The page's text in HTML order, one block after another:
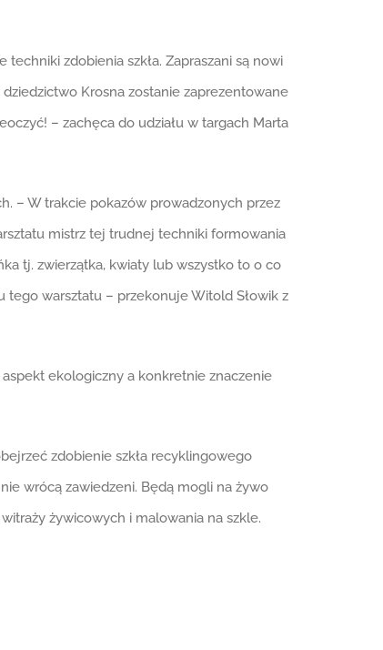
zdobienia szkła. Zapraszani są nowi
Krosna zostanie zaprezentowane
– zachęca do udziału w targach Marta
– W trakcie pokazów prowadzonych przez
mistrz tej trudnej techniki formowania
tj. zwierzątka, kwiaty lub wszystko to o co
warsztatu – przekonuje Witold Słowik z
ekologiczny a konkretnie znaczenie
zdobienie szkła recyklingowego
wrócą zawiedzeni. Będą mogli na żywo
żywicowych i malowania na szkle.